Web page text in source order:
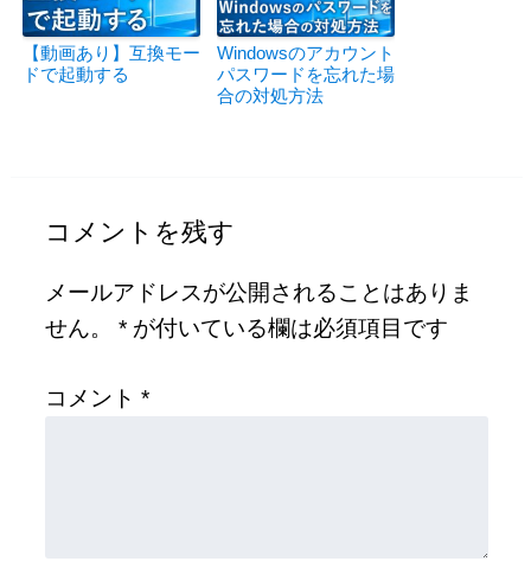
【動画あり】互換モー
ドで起動する
Windowsのアカウント
パスワードを忘れた場
合の対処方法
コメントを残す
メールアドレスが公開されることはありま
せん。
*が付いている欄は必須項目です
コメント *